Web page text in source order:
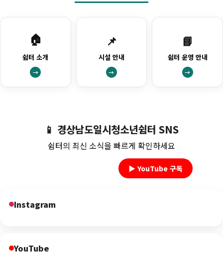
🏠
쉼터 소개
→
📌
시설 안내
→
📘
쉼터 운영 안내
→
📱 경상남도일시청소년쉼터 SNS
쉼터의 최신 소식을 빠르게 확인하세요
▶️ YouTube 구독
Instagram
YouTube